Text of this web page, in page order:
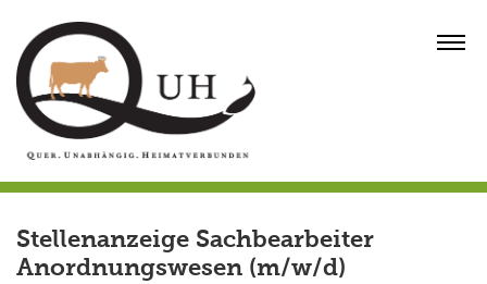
content
Stellenanzeige Sachbearbeiter
Anordnungswesen (m/w/d)